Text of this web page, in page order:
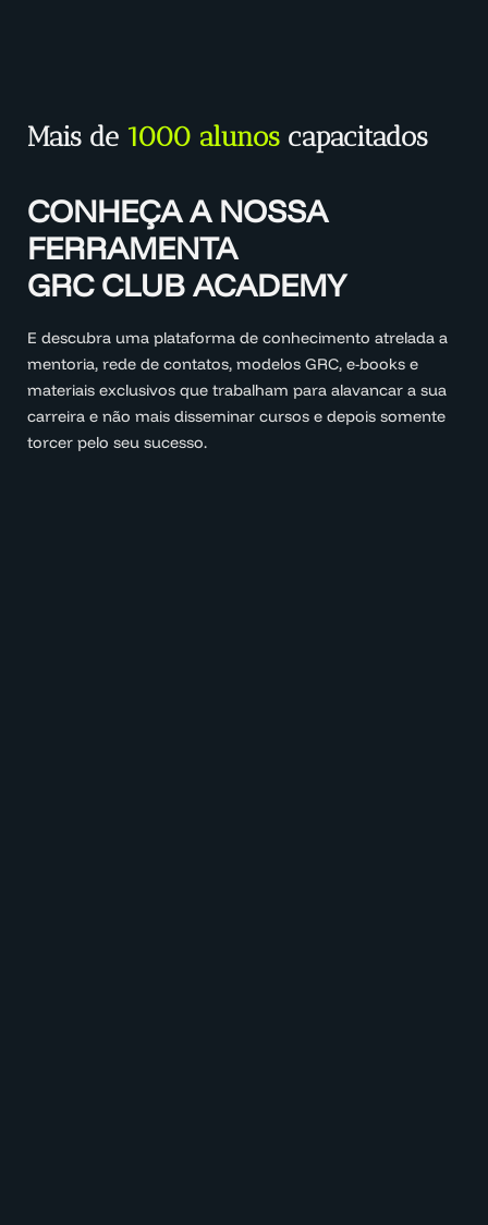
Mais de 1000 alunos capacitados
CONHEÇA A NOSSA
FERRAMENTA
GRC CLUB ACADEMY
E descubra uma plataforma de conhecimento atrelada a
mentoria, rede de contatos, modelos GRC, e-books e
materiais exclusivos que trabalham para alavancar a sua
carreira e não mais disseminar cursos e depois somente
torcer pelo seu sucesso.